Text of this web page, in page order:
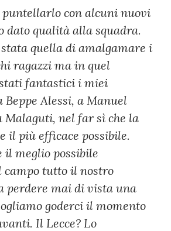
con alcuni nuovi
dato qualità alla squadra.
quella di amalgamare i
ragazzi ma in quel
fantastici i miei
Alessi, a Manuel
Malaguti, nel far sì che la
il più efficace possibile.
il meglio possibile
campo tutto il nostro
perdere mai di vista una
goderci il momento
Il Lecce? Lo